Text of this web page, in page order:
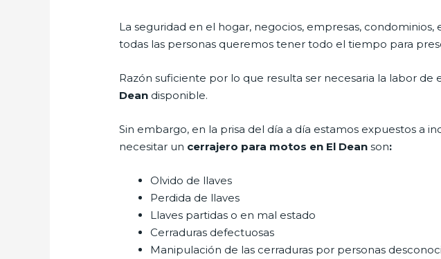
La seguridad en el hogar, negocios, empresas,
todas las personas queremos tener todo el tiempo para
Razón suficiente por lo que resulta ser necesaria la labor
Dean disponible.
Sin embargo, en la prisa del día a día estamos expuestos a
necesitar un cerrajero para motos en El Dean son:
Olvido de llaves
Perdida de llaves
Llaves partidas o en mal estado
Cerraduras defectuosas
Manipulación de las cerraduras por personas